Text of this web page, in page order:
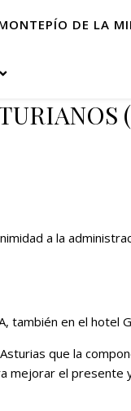
DE LA
a la
también en el hotel
que la
mejorar el presente